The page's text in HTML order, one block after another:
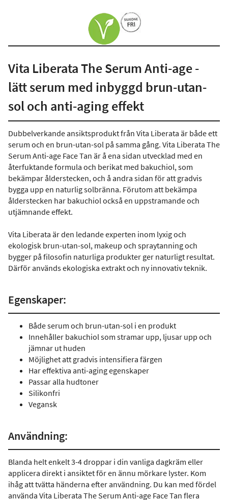
Vita Liberata The Serum Anti-age -
lätt serum med inbyggd brun-utan-
sol och anti-aging effekt
Dubbelverkande ansiktsprodukt från Vita Liberata är både ett
serum och en brun-utan-sol på samma gång. Vita Liberata The
Serum Anti-age Face Tan är å ena sidan utvecklad med en
återfuktande formula och berikat med bakuchiol, som
bekämpar ålderstecken, och å andra sidan för att gradvis
bygga upp en naturlig solbränna. Förutom att bekämpa
ålderstecken har bakuchiol också en uppstramande och
utjämnande effekt.
Vita Liberata är den ledande experten inom lyxig och
ekologisk brun-utan-sol, makeup och spraytanning och
bygger på filosofin naturliga produkter ger naturligt resultat.
Därför används ekologiska extrakt och ny innovativ teknik.
Egenskaper:
Både serum och brun-utan-sol i en produkt
Innehåller bakuchiol som stramar upp, ljusar upp och
jämnar ut huden
Möjlighet att gradvis intensifiera färgen
Har effektiva anti-aging egenskaper
Passar alla hudtoner
Silikonfri
Vegansk
Användning:
Blanda helt enkelt 3-4 droppar i din vanliga dagkräm eller
applicera direkt i ansiktet för en ännu mörkare lyster. Kom
ihåg att tvätta händerna efter användning. Du kan med fördel
använda Vita Liberata The Serum Anti-age Face Tan flera